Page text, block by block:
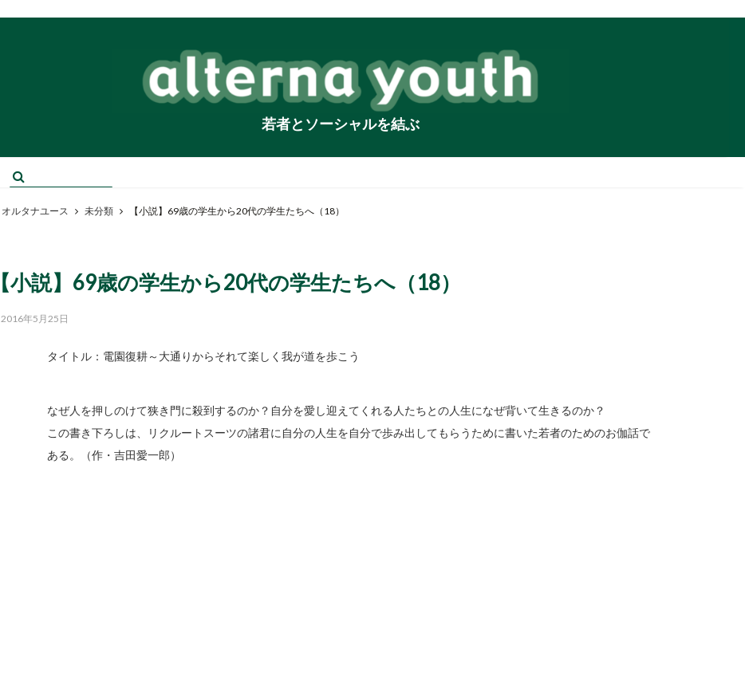
若者とソーシャルを結ぶ
オルタナユース 未分類 【小説】69歳の学生から20代の学生たちへ（18）
【小説】69歳の学生から20代の学生たちへ（18）
2016年5月25日
タイトル：電園復耕～大通りからそれて楽しく我が道を歩こう
なぜ人を押しのけて狭き門に殺到するのか？自分を愛し迎えてくれる人たちとの人生になぜ背いて生きるのか？
この書き下ろしは、リクルートスーツの諸君に自分の人生を自分で歩み出してもらうために書いた若者のためのお伽話で
ある。（作・吉田愛一郎）